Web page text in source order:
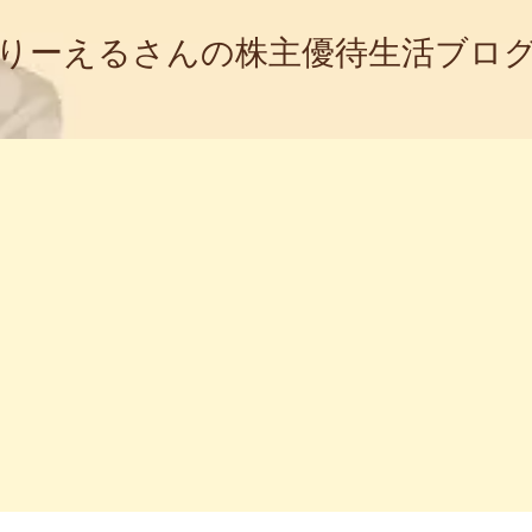
ーえるさんの株主優待生活ブロ